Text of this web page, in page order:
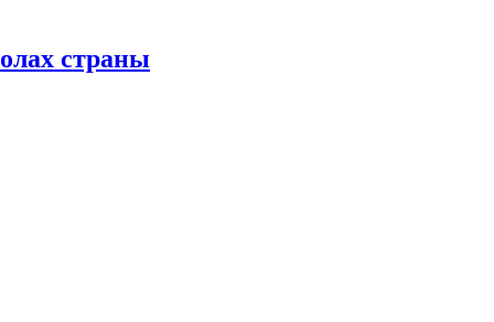
страны